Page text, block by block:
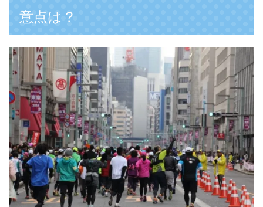
意点は？